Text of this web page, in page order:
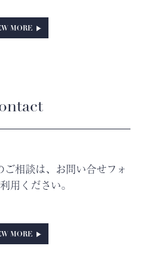
MORE
相談は、お問い合せフォ
用ください。
MORE